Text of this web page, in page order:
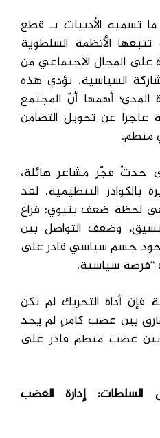
تسميه الأدبيات بـ قطع
الأنظمة السلطوية
على المجال الاجتماعي من
السياسية. تؤدي هذه
المدى؛ أهمها أنّ المجتمع
عن تحويل التضامن
منظم.
حدثٌ فجّر مشاعر هائلة،
التنظيمية. لقد
في لحظة ضعف بنيوي: فراغ
وضعف التواصل بين
وجود جسم سياسي قادر على
“فرصة سياسية.
فإن أداة التحريك لم تكن
بين غضب كامنٍ لم يجد
غضب منظم قادر على
السلطات: إدارة الغضب